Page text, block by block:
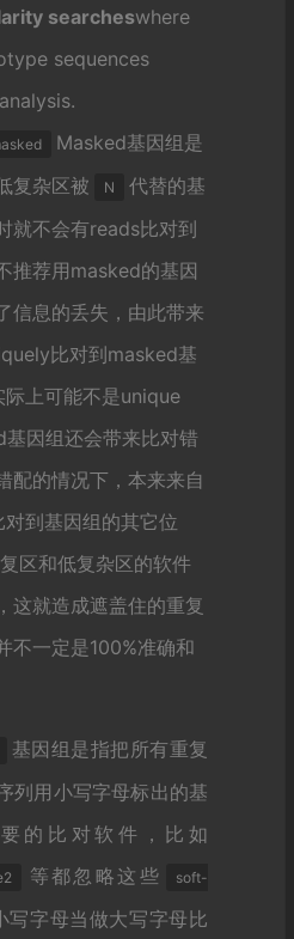
searcheswhere
sequences
Masked基因组是
复杂区被
N
代替的基
就不会有reads比对到
推荐用masked的基因
信息的丢失，由此带来
比对到masked基
上可能不是unique
因组还会带来比对错
配的情况下，本来来自
到基因组的其它位
区和低复杂区的软件
这就造成遮盖住的重复
不一定是100%准确和
基因组是指把所有重复
列用小写字母标出的基
的比对软件，比如
等都忽略这些 soft-
写字母当做大写字母比